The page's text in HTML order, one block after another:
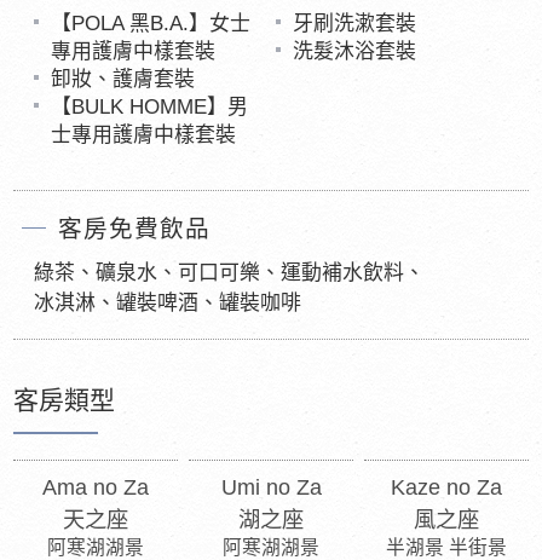
【POLA 黑B.A.】女士
專用護膚中樣套裝
卸妝、護膚套裝
【BULK HOMME】男
士專用護膚中樣套裝
牙刷洗漱套裝
洗髮沐浴套裝
客房免費飲品
綠茶、礦泉水、可口可樂、運動補水飲料、
冰淇淋、罐裝啤酒、罐裝咖啡
客房類型
Ama no Za
天之座
阿寒湖湖景
Umi no Za
湖之座
阿寒湖湖景
Kaze no Za
風之座
半湖景 半街景